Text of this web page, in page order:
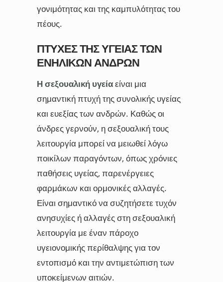
γονιμότητας και της καμπυλότητας του
πέους.
ΠΤΥΧΈΣ ΤΗΣ ΥΓΕΊΑΣ ΤΩΝ
ΕΝΗΛΊΚΩΝ ΑΝΔΡΏΝ
Η σεξουαλική υγείαείναι μια
σημαντική πτυχή της συνολικής υγείας
και ευεξίας των ανδρών. Καθώς οι
άνδρες γερνούν, η σεξουαλική τους
λειτουργία μπορεί να μειωθεί λόγω
ποικίλων παραγόντων, όπως χρόνιες
παθήσεις υγείας, παρενέργειες
φαρμάκων και ορμονικές αλλαγές.
Είναι σημαντικό να συζητήσετε τυχόν
ανησυχίες ή αλλαγές στη σεξουαλική
λειτουργία με έναν πάροχο
υγειονομικής περίθαλψης για τον
εντοπισμό και την αντιμετώπιση των
υποκείμενων αιτιών.